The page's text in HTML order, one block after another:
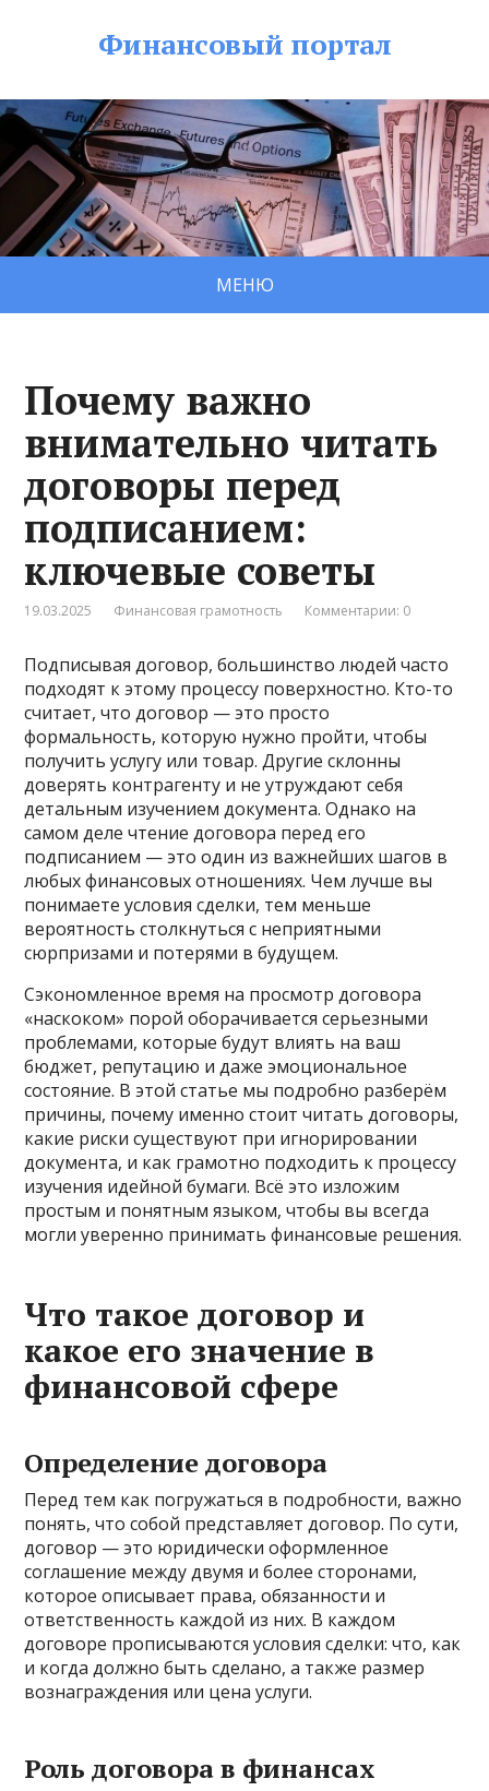
Финансовый портал
МЕНЮ
Почему важно
внимательно читать
договоры перед
подписанием:
ключевые советы
19.03.2025 Финансовая грамотность Комментарии: 0
Подписывая договор, большинство людей часто
подходят к этому процессу поверхностно. Кто-то
считает, что договор — это просто
формальность, которую нужно пройти, чтобы
получить услугу или товар. Другие склонны
доверять контрагенту и не утруждают себя
детальным изучением документа. Однако на
самом деле чтение договора перед его
подписанием — это один из важнейших шагов в
любых финансовых отношениях. Чем лучше вы
понимаете условия сделки, тем меньше
вероятность столкнуться с неприятными
сюрпризами и потерями в будущем.
Сэкономленное время на просмотр договора
«наскоком» порой оборачивается серьезными
проблемами, которые будут влиять на ваш
бюджет, репутацию и даже эмоциональное
состояние. В этой статье мы подробно разберём
причины, почему именно стоит читать договоры,
какие риски существуют при игнорировании
документа, и как грамотно подходить к процессу
изучения идейной бумаги. Всё это изложим
простым и понятным языком, чтобы вы всегда
могли уверенно принимать финансовые решения.
Что такое договор и
какое его значение в
финансовой сфере
Определение договора
Перед тем как погружаться в подробности, важно
понять, что собой представляет договор. По сути,
договор — это юридически оформленное
соглашение между двумя и более сторонами,
которое описывает права, обязанности и
ответственность каждой из них. В каждом
договоре прописываются условия сделки: что, как
и когда должно быть сделано, а также размер
вознаграждения или цена услуги.
Роль договора в финансах